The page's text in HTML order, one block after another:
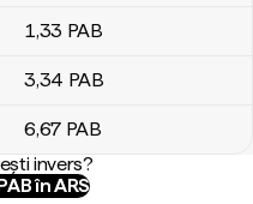
în balboa panameze
1,33 PAB
3,34 PAB
6,67 PAB
invers?
în ARS